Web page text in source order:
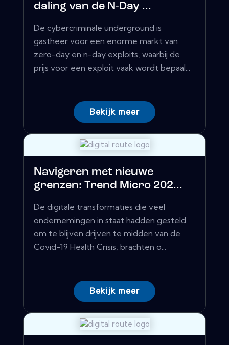
daling van de N-Day ...
De cybercriminale underground is
gastheer voor een enorme markt van
zero-day en n-day exploits, waarbij de
prijs voor een exploit vaak wordt bepaal...
Bekijk meer
Navigeren met nieuwe
grenzen: Trend Micro 202...
De digitale transformaties die veel
ondernemingen in staat hadden gesteld
om te blijven drijven te midden van de
Covid-19 Health Crisis, brachten o...
Bekijk meer